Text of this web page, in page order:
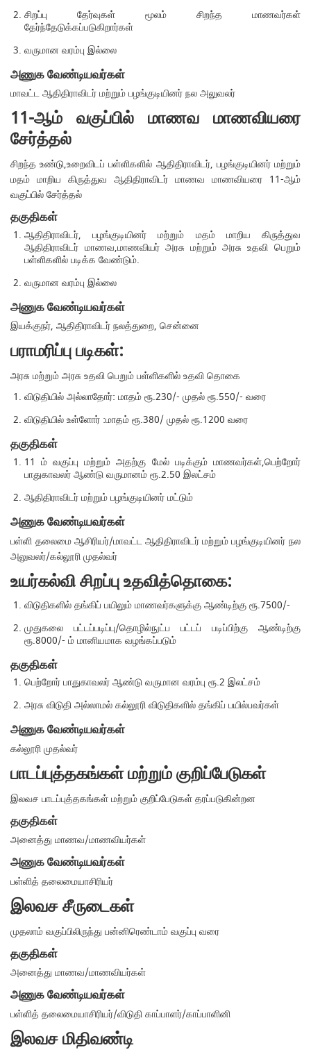
சிறப்பு தேர்வுகள் மூலம் சிறந்த மாணவர்கள்
தேர்ந்தேடுக்கப்படுகிறார்கள்
வருமான வரம்பு இல்லை
அணுக வேண்டியவர்கள்
மாவட்ட ஆதிதிராவிடர் மற்றும் பழங்குடியினர் நல அலுவலர்
11-ஆம் வகுப்பில் மாணவ மாணவியரை
சேர்த்தல்
சிறந்த உண்டு,உறைவிடப் பள்ளிகளில் ஆதிதிராவிடர், பழங்குடியினர் மற்றும்
மதம் மாறிய கிருத்துவ ஆதிதிராவிடர் மாணவ மாணவியரை 11-ஆம்
வகுப்பில் சேர்த்தல்
தகுதிகள்
ஆதிதிராவிடர், பழங்குடியினர் மற்றும் மதம் மாறிய கிருத்துவ
ஆதிதிராவிடர் மாணவ,மாணவியர் அரசு மற்றும் அரசு உதவி பெறும்
பள்ளிகளில் படிக்க வேண்டும்.
வருமான வரம்பு இல்லை
அணுக வேண்டியவர்கள்
இயக்குநர், ஆதிதிராவிடர் நலத்துறை, சென்னை
பராமரிப்பு படிகள்:
அரசு மற்றும் அரசு உதவி பெறும் பள்ளிகளில் உதவி தொகை
விடுதியில் அல்லாதோர்: மாதம் ரூ.230/- முதல் ரூ.550/- வரை
விடுதியில் உள்ளோர் :மாதம் ரூ.380/ முதல் ரூ.1200 வரை
தகுதிகள்
11 ம் வகுப்பு மற்றும் அதற்கு மேல் படிக்கும் மாணவர்கள்,பெற்றோர்
பாதுகாவலர் ஆண்டு வருமானம் ரூ.2.50 இலட்சம்
ஆதிதிராவிடர் மற்றும் பழங்குடியினர் மட்டும்
அணுக வேண்டியவர்கள்
பள்ளி தலைமை ஆசிரியர்/மாவட்ட ஆதிதிராவிடர் மற்றும் பழங்குடியினர் நல
அலுவலர்/கல்லூரி முதல்வர்
உயர்கல்வி சிறப்பு உதவித்தொகை:
விடுதிகளில் தங்கிப் பயிலும் மாணவர்களுக்கு ஆண்டிற்கு ரூ.7500/-
முதுகலை பட்டப்படிப்பு/தொழில்நுட்ப பட்டப் படிப்பிற்கு ஆண்டிற்கு
ரூ.8000/- ம் மானியமாக வழங்கப்படும்
தகுதிகள்
பெற்றோர் பாதுகாவலர் ஆண்டு வருமான வரம்பு ரூ.2 இலட்சம்
அரசு விடுதி அல்லாமல் கல்லூரி விடுதிகளில் தங்கிப் பயில்பவர்கள்
அணுக வேண்டியவர்கள்
கல்லூரி முதல்வர்
பாடப்புத்தகங்கள் மற்றும் குறிப்பேடுகள்
இலவச பாடப்புத்தகங்கள் மற்றும் குறிப்பேடுகள் தரப்படுகின்றன
தகுதிகள்
அனைத்து மாணவ/மாணவியர்கள்
அணுக வேண்டியவர்கள்
பள்ளித் தலைமையாசிரியர்
இலவச சீருடைகள்
முதலாம் வகுப்பிலிருந்து பன்னிரெண்டாம் வகுப்பு வரை
தகுதிகள்
அனைத்து மாணவ/மாணவியர்கள்
அணுக வேண்டியவர்கள்
பள்ளித் தலைமையாசிரியர்/விடுதி காப்பாளர்/காப்பாளினி
இலவச மிதிவண்டி